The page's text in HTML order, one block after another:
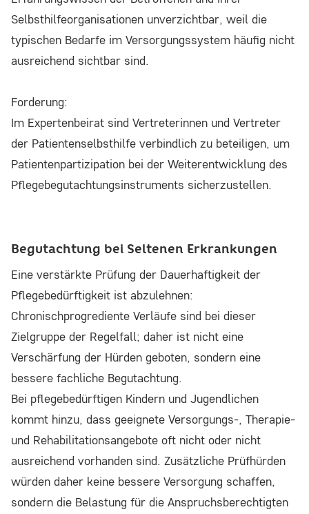
Selbsthilfeorganisationen unverzichtbar, weil die
typischen Bedarfe im Versorgungssystem häufig nicht
ausreichend sichtbar sind.
Forderung:
Im Expertenbeirat sind Vertreterinnen und Vertreter
der Patientenselbsthilfe verbindlich zu beteiligen, um
Patientenpartizipation bei der Weiterentwicklung des
Pflegebegutachtungsinstruments sicherzustellen.
Begutachtung bei Seltenen Erkrankungen
Eine verstärkte Prüfung der Dauerhaftigkeit der
Pflegebedürftigkeit ist abzulehnen:
Chronischprogrediente Verläufe sind bei dieser
Zielgruppe der Regelfall; daher ist nicht eine
Verschärfung der Hürden geboten, sondern eine
bessere fachliche Begutachtung.
Bei pflegebedürftigen Kindern und Jugendlichen
kommt hinzu, dass geeignete Versorgungs-, Therapie-
und Rehabilitationsangebote oft nicht oder nicht
ausreichend vorhanden sind. Zusätzliche Prüfhürden
würden daher keine bessere Versorgung schaffen,
sondern die Belastung für die Anspruchsberechtigten